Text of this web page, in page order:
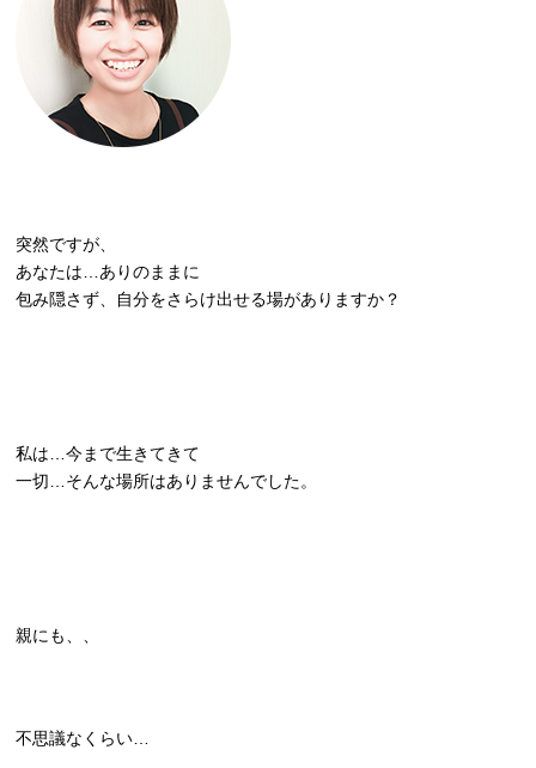
突然ですが、
あなたは…ありのままに
包み隠さず、自分をさらけ出せる場がありますか？
私は…今まで生きてきて
一切…そんな場所はありませんでした。
親にも、、
不思議なくらい…